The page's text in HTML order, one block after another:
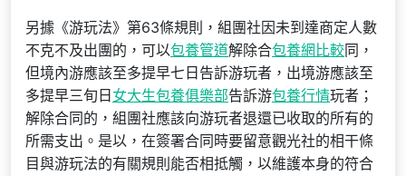
另據《游玩法》第63條規則，組團社因未到達商定人數
不克不及出團的，可以包養管道解除合包養網比較同，
但境內游應該至多提早七日告訴游玩者，出境游應該至
多提早三旬日 女大生包養俱樂部告訴游包養行情玩者；
解除合同的，組團社應該向游玩者退還已收取的所有的
所需支出。是以，在簽署合同時要留意觀光社的相干條
目與游玩法的有關規則能否相抵觸，以維護本身的符合